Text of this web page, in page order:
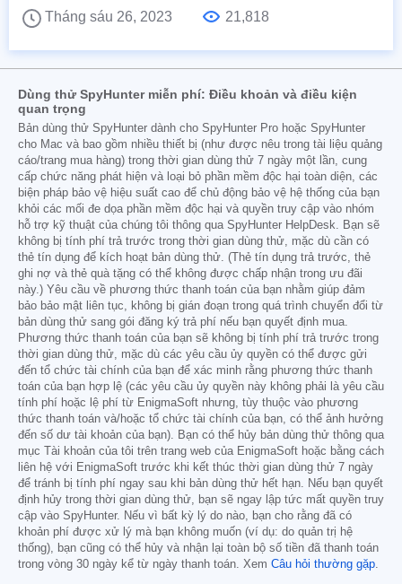
Tháng sáu 26, 2023
21,818
Dùng thử SpyHunter miễn phí: Điều khoản và điều kiện
quan trọng
Bản dùng thử SpyHunter dành cho SpyHunter Pro hoặc SpyHunter
cho Mac và bao gồm nhiều thiết bị (như được nêu trong tài liệu quảng
cáo/trang mua hàng) trong thời gian dùng thử 7 ngày một lần, cung
cấp chức năng phát hiện và loại bỏ phần mềm độc hại toàn diện, các
biện pháp bảo vệ hiệu suất cao để chủ động bảo vệ hệ thống của bạn
khỏi các mối đe dọa phần mềm độc hại và quyền truy cập vào nhóm
hỗ trợ kỹ thuật của chúng tôi thông qua SpyHunter HelpDesk. Bạn sẽ
không bị tính phí trả trước trong thời gian dùng thử, mặc dù cần có
thẻ tín dụng để kích hoạt bản dùng thử. (Thẻ tín dụng trả trước, thẻ
ghi nợ và thẻ quà tặng có thể không được chấp nhận trong ưu đãi
này.) Yêu cầu về phương thức thanh toán của bạn nhằm giúp đảm
bảo bảo mật liên tục, không bị gián đoạn trong quá trình chuyển đổi từ
bản dùng thử sang gói đăng ký trả phí nếu bạn quyết định mua.
Phương thức thanh toán của bạn sẽ không bị tính phí trả trước trong
thời gian dùng thử, mặc dù các yêu cầu ủy quyền có thể được gửi
đến tổ chức tài chính của bạn để xác minh rằng phương thức thanh
toán của bạn hợp lệ (các yêu cầu ủy quyền này không phải là yêu cầu
tính phí hoặc lệ phí từ EnigmaSoft nhưng, tùy thuộc vào phương
thức thanh toán và/hoặc tổ chức tài chính của bạn, có thể ảnh hưởng
đến số dư tài khoản của bạn). Bạn có thể hủy bản dùng thử thông qua
mục Tài khoản của tôi trên trang web của EnigmaSoft hoặc bằng cách
liên hệ với EnigmaSoft trước khi kết thúc thời gian dùng thử 7 ngày
để tránh bị tính phí ngay sau khi bản dùng thử hết hạn. Nếu bạn quyết
định hủy trong thời gian dùng thử, bạn sẽ ngay lập tức mất quyền truy
cập vào SpyHunter. Nếu vì bất kỳ lý do nào, bạn cho rằng đã có
khoản phí được xử lý mà bạn không muốn (ví dụ: do quản trị hệ
thống), bạn cũng có thể hủy và nhận lại toàn bộ số tiền đã thanh toán
trong vòng 30 ngày kể từ ngày thanh toán. Xem Câu hỏi thường gặp.